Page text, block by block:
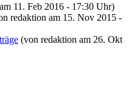
11. Feb 2016 - 17:30 Uhr)
redaktion am 15. Nov 2015 -
(von redaktion am 26. Okt